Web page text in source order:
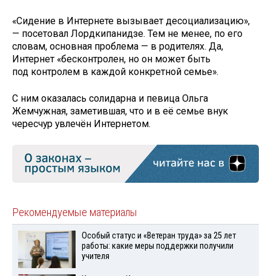
«Сидение в Интернете вызывает десоциализацию»,
— посетовал Лордкипанидзе. Тем не менее, по его
словам, основная проблема — в родителях. Да,
Интернет «бесконтролен, но он может быть
под контролем в каждой конкретной семье».
С ним оказалась солидарна и певица Ольга
Жемчужная, заметившая, что и в её семье внук
чересчур увлечён Интернетом.
Рекомендуемые материалы
Особый статус и «Ветеран труда» за 25 лет
работы: какие меры поддержки получили
учителя